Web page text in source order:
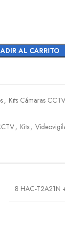
AL CARRITO
, Kits Cámaras CCTV
, Kits,
8 HAC-T2A21N